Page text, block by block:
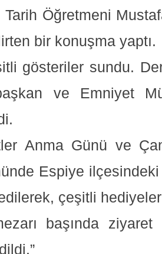
Tarih Öğretmeni
bir konuşma yaptı.
gösteriler sundu.
ve Emniyet
Anma Günü ve
Espiye
çeşitli
başında ziyaret